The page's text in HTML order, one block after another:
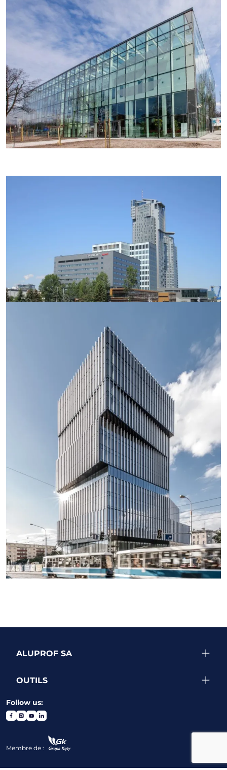
VOIR PLUS DE RÉALISATIONS
ALUPROF SA
OUTILS
Follow us:
Membre de :